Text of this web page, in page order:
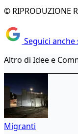
© RIPRODUZIONE
Seguici
Altro di Idee e
Migranti